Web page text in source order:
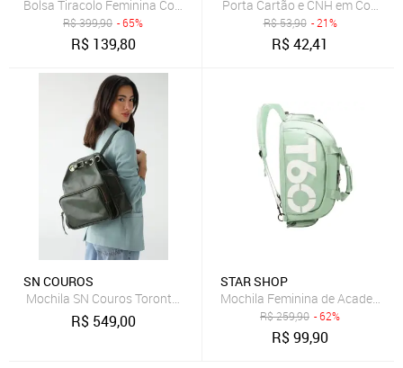
Bolsa Tiracolo Feminina Couro Legitimo Matelassê Xadrez Verde
R$399,90 - 65%
R$ 139,80
Porta Cartão e CNH em Couro
R$53,90 - 21%
R$42,41
SN COUROS
Mochila SN Couros Toronto Verde
R$ 549,00
STAR SHOP
Mochila Feminina de Academia
R$259,90 - 62%
R$99,90